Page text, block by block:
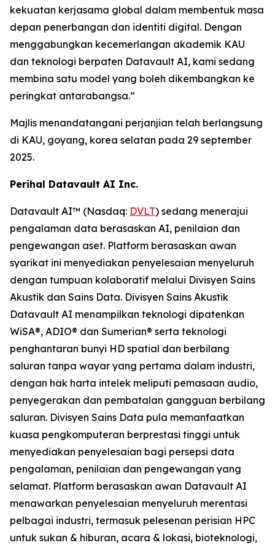
kekuatan kerjasama global dalam membentuk masa
depan penerbangan dan identiti digital. Dengan
menggabungkan kecemerlangan akademik KAU
dan teknologi berpaten Datavault AI, kami sedang
membina satu model yang boleh dikembangkan ke
peringkat antarabangsa.”
Majlis menandatangani perjanjian telah berlangsung
di KAU, goyang, korea selatan pada 29 september
2025.
Perihal Datavault AI Inc.
Datavault AI™ (Nasdaq: DVLT) sedang menerajui
pengalaman data berasaskan AI, penilaian dan
pengewangan aset. Platform berasaskan awan
syarikat ini menyediakan penyelesaian menyeluruh
dengan tumpuan kolaboratif melalui Divisyen Sains
Akustik dan Sains Data. Divisyen Sains Akustik
Datavault AI menampilkan teknologi dipatenkan
WiSA®, ADIO® dan Sumerian® serta teknologi
penghantaran bunyi HD spatial dan berbilang
saluran tanpa wayar yang pertama dalam industri,
dengan hak harta intelek meliputi pemasaan audio,
penyegerakan dan pembatalan gangguan berbilang
saluran. Divisyen Sains Data pula memanfaatkan
kuasa pengkomputeran berprestasi tinggi untuk
menyediakan penyelesaian bagi persepsi data
pengalaman, penilaian dan pengewangan yang
selamat. Platform berasaskan awan Datavault AI
menawarkan penyelesaian menyeluruh merentasi
pelbagai industri, termasuk pelesenan perisian HPC
untuk sukan & hiburan, acara & lokasi, bioteknologi,